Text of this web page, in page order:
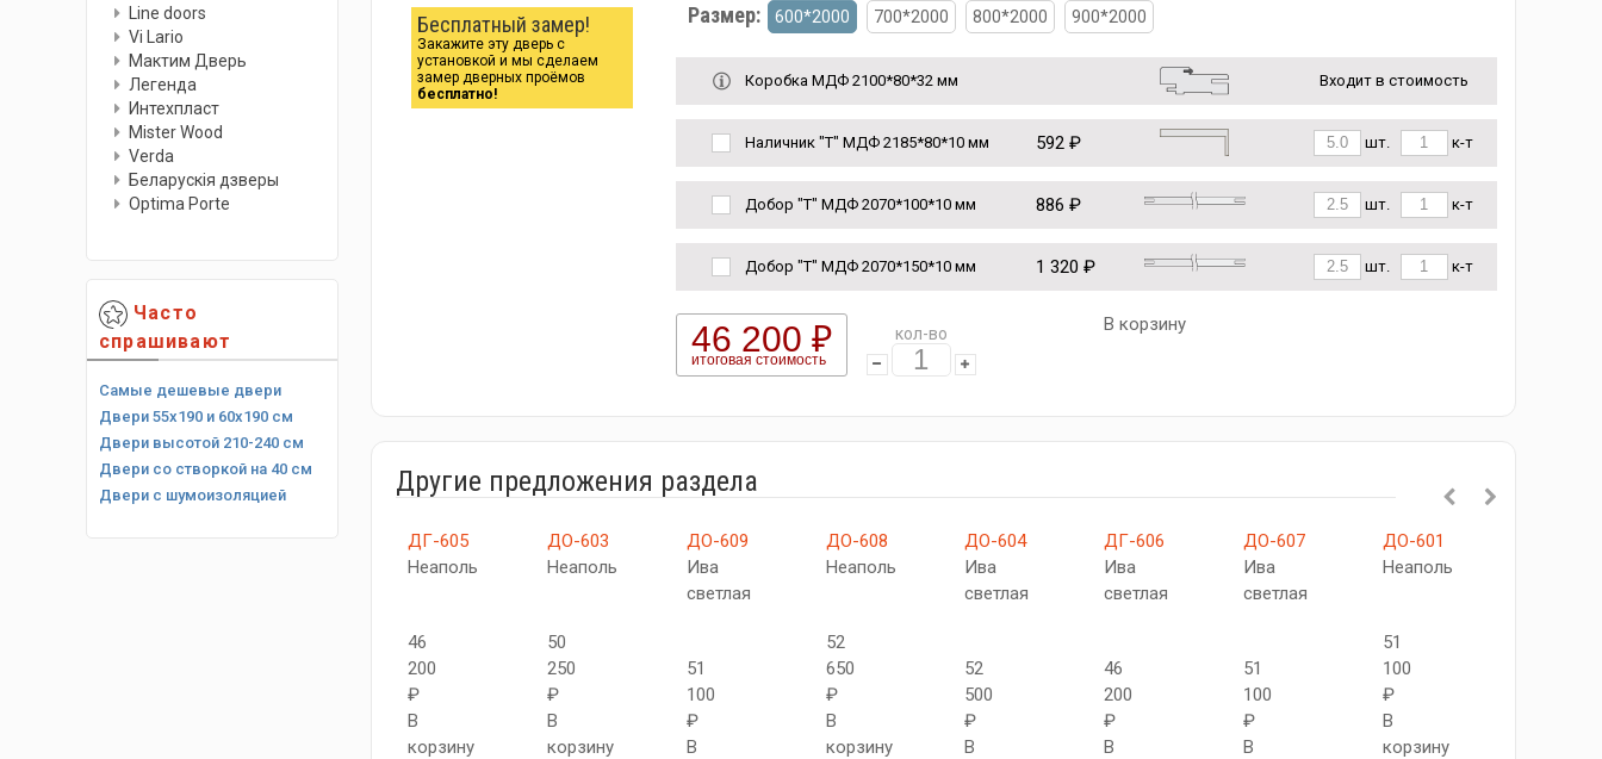
Line doors
Vi Lario
Мактим Дверь
Легенда
Интехпласт
Мister Wood
Verda
Беларускiя дзверы
Optima Porte
Часто
спрашивают
Самые дешевые двери
Двери 55х190 и 60х190 см
Двери высотой 210-240 см
Двери со створкой на 40 см
Двери с шумоизоляцией
Бесплатный замер!
Закажите эту дверь с
установкой и мы сделаем
замер дверных проёмов
бесплатно!
Размер: 600*2000 700*2000 800*2000 900*2000
Коробка МДФ 2100*80*32 мм Входит в стоимость
Наличник "Т" МДФ 2185*80*10 мм 592 ₽ шт. к-т
Добор "Т" МДФ 2070*100*10 мм 886 ₽ шт. к-т
Добор "Т" МДФ 2070*150*10 мм 1 320 ₽ шт. к-т
46 200 ₽
итоговая стоимость
кол-во В корзину
Другие предложения раздела
ДГ-605
Неаполь
46
200
₽
В
корзину
ДО-603
Неаполь
50
250
₽
В
корзину
ДО-609
Ива
светлая
51
100
₽
В
ДО-608
Неаполь
52
650
₽
В
корзину
ДО-604
Ива
светлая
52
500
₽
В
ДГ-606
Ива
светлая
46
200
₽
В
ДО-607
Ива
светлая
51
100
₽
В
ДО-601
Неаполь
51
100
₽
В
корзину